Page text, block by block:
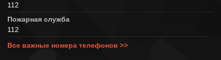
112
Пожарная служба
112
Все важные номера телефонов >>